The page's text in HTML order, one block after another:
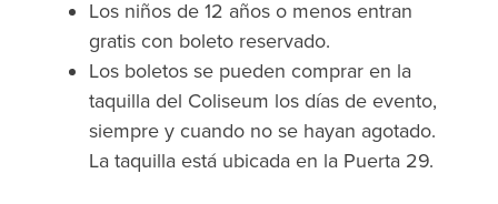
Los niños de 12 años o menos entran
gratis con boleto reservado.
Los boletos se pueden comprar en la
taquilla del Coliseum los días de evento,
siempre y cuando no se hayan agotado.
La taquilla está ubicada en la Puerta 29.